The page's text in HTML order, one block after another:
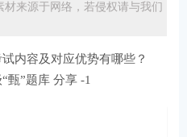
来源于网络，若侵权请与我们
内容及对应优势有哪些？
甄”题库 分享 -1